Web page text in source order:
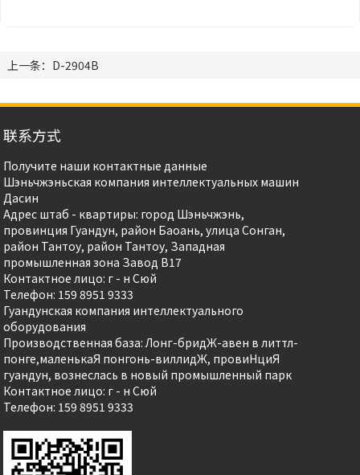
上一条：D-2904B
联系方式
Получите наши контактные данные
Шэньчжэньская компания интеллектуальных машин
Дасин
Адрес штаб - квартиры: город Шэньчжэнь,
провинция Гуандун, район Баоань, улица Сонган,
район Тантоу, район Тантоу, Западная
промышленная зона Завод B17
Контактное лицо: г - н Сюй
Телефон: 159 8951 9333
Гуандунская компания интеллектуального
оборудования
Производственная база: Лонг-бридЖ-авен в литтл-
понге,маленькаЯ понгонь-виллидЖ, провиHциЯ
гуандун, вознеслась в новый промышленный парк
Контактное лицо: г - н Сюй
Телефон: 159 8951 9333